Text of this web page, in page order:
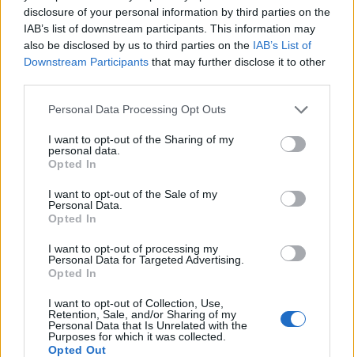
disclosure of your personal information by third parties on the
IAB’s list of downstream participants. This information may
also be disclosed by us to third parties on the IAB’s List of
Downstream Participants that may further disclose it to other
Personal Data Processing Opt Outs
I want to opt-out of the Sharing of my
personal data.
Opted In
I want to opt-out of the Sale of my
Personal Data.
Opted In
I want to opt-out of processing my
Personal Data for Targeted Advertising.
Opted In
I want to opt-out of Collection, Use,
Retention, Sale, and/or Sharing of my
Personal Data that Is Unrelated with the
Purposes for which it was collected.
Opted Out
Αυτοκίνητο
Νέα εποχή στους φορτιστές ηλεκτρικών
αυτοκινήτων
19.03.25
Οι νέοι ταχύτατοι φορτιστές από την κινεζική
αυτοκινητοβιομηχανία BYD χρειάζονται μόλις 5 λεπτά για να
δημιουργήσουν συνθήκη αυτονομίας 400 χιλιoμέτρων σε ένα
ηλεκτρικό αυτοκίνητο.